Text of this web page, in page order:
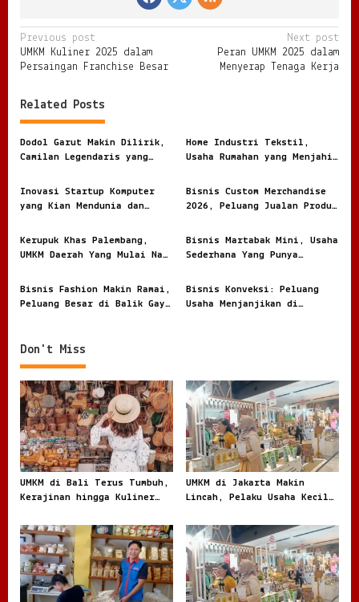
P
o
t
a
i
a
i
o
Previous post
UMKM Kuliner 2025 dalam
Persaingan Franchise Besar
Next post
Peran UMKM 2025 dalam
Menyerap Tenaga Kerja
Related Posts
Dodol Garut Makin Dilirik,
Camilan Legendaris yang
Home Industri Tekstil,
Usaha Rumahan yang Menjahit
Inovasi Startup Komputer
yang Kian Mendunia dan
Bisnis Custom Merchandise
2026, Peluang Jualan Produk
Kerupuk Khas Palembang,
UMKM Daerah Yang Mulai Naik
Bisnis Martabak Mini, Usaha
Sederhana Yang Punya
Bisnis Fashion Makin Ramai,
Peluang Besar di Balik Gaya
Bisnis Konveksi: Peluang
Usaha Menjanjikan di
Don't Miss
UMKM di Bali Terus Tumbuh,
Kerajinan hingga Kuliner
UMKM di Jakarta Makin
Lincah, Pelaku Usaha Kecil
Besar